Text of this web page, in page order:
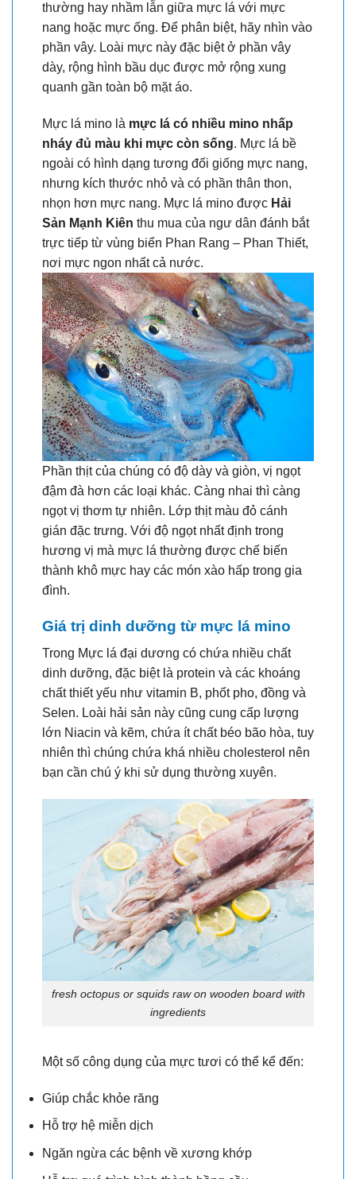
thường hay nhầm lẫn giữa mực lá với mực
nang hoặc mực ống. Để phân biệt, hãy nhìn vào
phần vây. Loài mực này đặc biệt ở phần vây
dày, rộng hình bầu dục được mở rộng xung
quanh gần toàn bộ mặt áo.
Mực lá mino là mực lá có nhiều mino nhấp
nháy đủ màu khi mực còn sống. Mực lá bề
ngoài có hình dạng tương đối giống mực nang,
nhưng kích thước nhỏ và có phần thân thon,
nhọn hơn mực nang. Mực lá mino được Hải
Sản Mạnh Kiên thu mua của ngư dân đánh bắt
trực tiếp từ vùng biển Phan Rang – Phan Thiết,
nơi mực ngon nhất cả nước.
Phần thịt của chúng có độ dày và giòn, vị ngọt
đậm đà hơn các loại khác. Càng nhai thì càng
ngọt vị thơm tự nhiên. Lớp thịt màu đỏ cánh
gián đặc trưng. Với độ ngọt nhất định trong
hương vị mà mực lá thường được chế biến
thành khô mực hay các món xào hấp trong gia
đình.
Giá trị dinh dưỡng từ mực lá mino
Trong Mực lá đại dương có chứa nhiều chất
dinh dưỡng, đặc biệt là protein và các khoáng
chất thiết yếu như vitamin B, phốt pho, đồng và
Selen. Loài hải sản này cũng cung cấp lượng
lớn Niacin và kẽm, chứa ít chất béo bão hòa, tuy
nhiên thì chúng chứa khá nhiều cholesterol nên
bạn cần chú ý khi sử dụng thường xuyên.
fresh octopus or squids raw on wooden board with
ingredients
Một số công dụng của mực tươi có thể kể đến:
Giúp chắc khỏe răng
Hỗ trợ hệ miễn dịch
Ngăn ngừa các bệnh về xương khớp